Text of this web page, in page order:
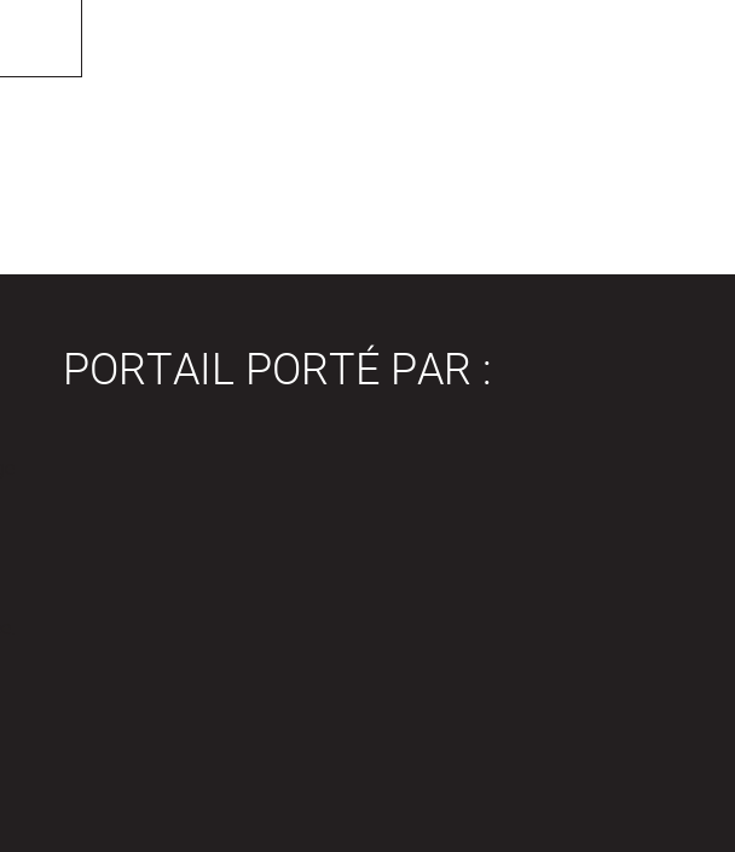
PORTAIL PORTÉ PAR :